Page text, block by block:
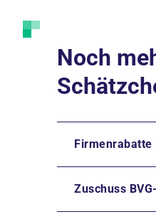
Noch
Firmenrabatte
Zuschuss